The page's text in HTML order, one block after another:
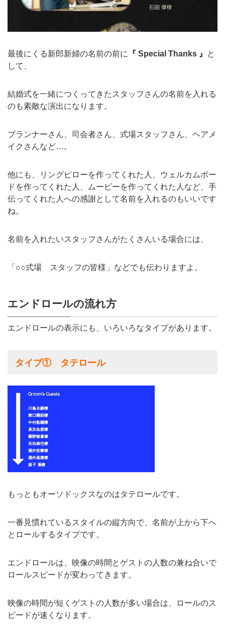
最後にくる新郎新婦の名前の前に 『 Special Thanks 』
と
して、
結婚式を一緒につくってきたスタッフさんの名前を入れる
のも素敵な演出になります。
プランナーさん、司会者さん、式場スタッフさん、ヘアメ
イクさんなど… 。
他にも、リングピローを作ってくれた人、ウェルカムボー
ドを作ってくれた人、ムービーを作ってくれた人など、手
伝ってくれた人への感謝として名前を入れるのもいいです
ね。
名前を入れたいスタッフさんがたくさんいる場合には、
「○○式場 スタッフの皆様」などでも伝わりますよ。
エンドロールの流れ方
エンドロールの表示にも、いろいろなタイプがあります。
タイプ① タテロール
もっともオーソドックスなのはタテロールです。
一番見慣れているスタイルの縦方向で、名前が上から下へ
とロールするタイプです。
エンドロールは、映像の時間とゲストの人数の兼ね合いで
ロールスピードが変わってきます。
映像の時間が短くゲストの人数が多い場合は、ロールのス
ピードが速くなります。